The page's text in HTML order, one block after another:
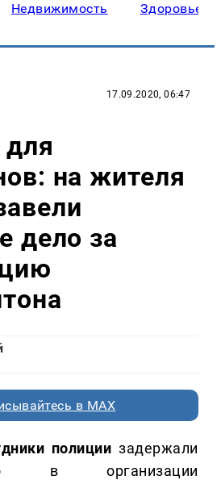
Недвижимость Здоровье
17.09.2020, 06:47
для
на жителя
дело за
в MAX
полициизадержали
в организации